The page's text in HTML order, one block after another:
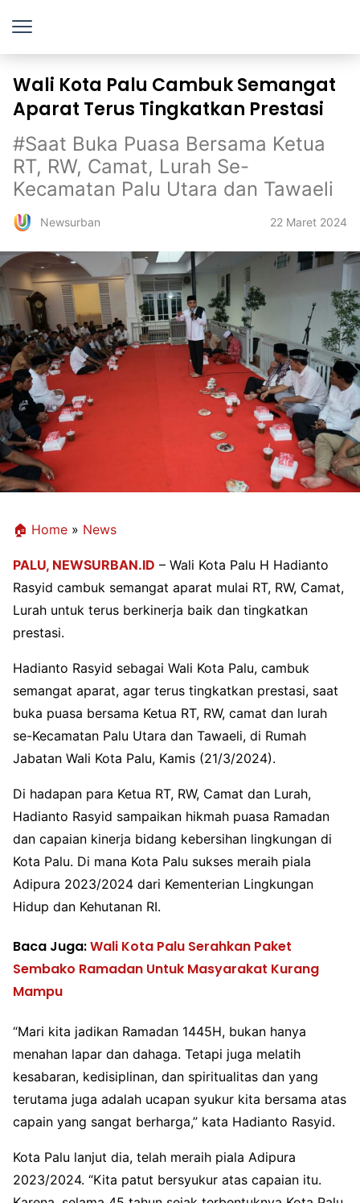
Wali Kota Palu Cambuk Semangat
Aparat Terus Tingkatkan Prestasi
#Saat Buka Puasa Bersama Ketua
RT, RW, Camat, Lurah Se-
Kecamatan Palu Utara dan Tawaeli
Newsurban 22 Maret 2024
🏠 Home » News
PALU, NEWSURBAN.ID – Wali Kota Palu H Hadianto
Rasyid cambuk semangat aparat mulai RT, RW, Camat,
Lurah untuk terus berkinerja baik dan tingkatkan
prestasi.
Hadianto Rasyid sebagai Wali Kota Palu, cambuk
semangat aparat, agar terus tingkatkan prestasi, saat
buka puasa bersama Ketua RT, RW, camat dan lurah
se-Kecamatan Palu Utara dan Tawaeli, di Rumah
Jabatan Wali Kota Palu, Kamis (21/3/2024).
Di hadapan para Ketua RT, RW, Camat dan Lurah,
Hadianto Rasyid sampaikan hikmah puasa Ramadan
dan capaian kinerja bidang kebersihan lingkungan di
Kota Palu. Di mana Kota Palu sukses meraih piala
Adipura 2023/2024 dari Kementerian Lingkungan
Hidup dan Kehutanan RI.
Baca Juga:Wali Kota Palu Serahkan Paket
Sembako Ramadan Untuk Masyarakat Kurang
Mampu
“Mari kita jadikan Ramadan 1445H, bukan hanya
menahan lapar dan dahaga. Tetapi juga melatih
kesabaran, kedisiplinan, dan spiritualitas dan yang
terutama juga adalah ucapan syukur kita bersama atas
capain yang sangat berharga,” kata Hadianto Rasyid.
Kota Palu lanjut dia, telah meraih piala Adipura
2023/2024. “Kita patut bersyukur atas capaian itu.